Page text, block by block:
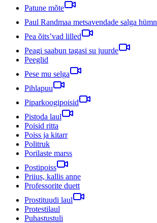
Patune mõte
Paul Randmaa metsavendade salga hümn
Pea õits’vad lilled
Peagi saabun tagasi su juurde
Peeglid
Pese mu selga
Pihlapuu
Piparkoogipoisid
Pistoda laul
Poisid ritta
Poiss ja kitarr
Politruk
Porilaste marss
Postipoiss
Priius, kallis anne
Professorite duett
Prostituudi laul
Protestilaul
Puhastustuli